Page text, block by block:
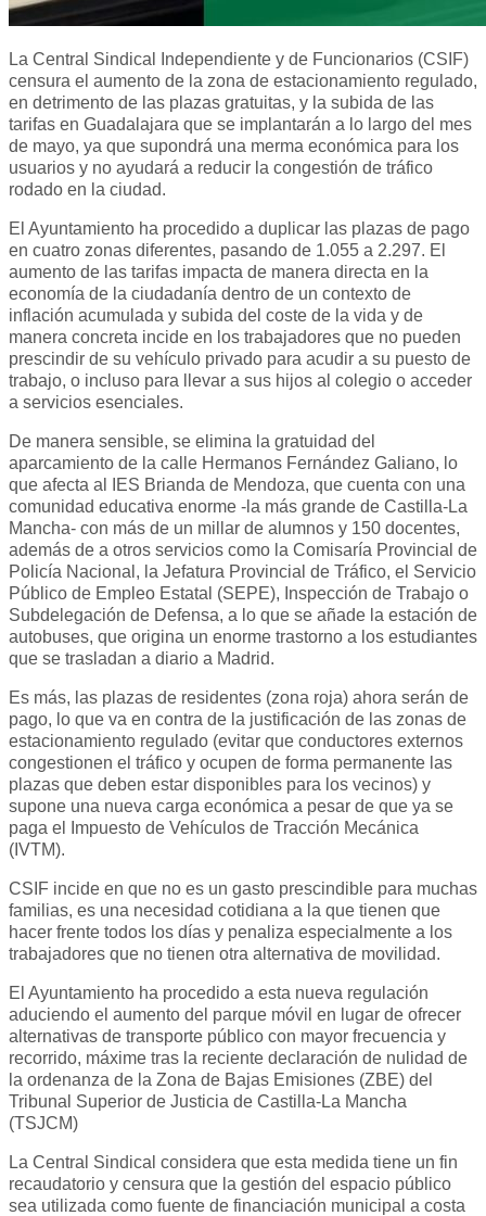
La Central Sindical Independiente y de Funcionarios (CSIF)
censura el aumento de la zona de estacionamiento regulado,
en detrimento de las plazas gratuitas, y la subida de las
tarifas en Guadalajara que se implantarán a lo largo del mes
de mayo, ya que supondrá una merma económica para los
usuarios y no ayudará a reducir la congestión de tráfico
rodado en la ciudad.
El Ayuntamiento ha procedido a duplicar las plazas de pago
en cuatro zonas diferentes, pasando de 1.055 a 2.297. El
aumento de las tarifas impacta de manera directa en la
economía de la ciudadanía dentro de un contexto de
inflación acumulada y subida del coste de la vida y de
manera concreta incide en los trabajadores que no pueden
prescindir de su vehículo privado para acudir a su puesto de
trabajo, o incluso para llevar a sus hijos al colegio o acceder
a servicios esenciales.
De manera sensible, se elimina la gratuidad del
aparcamiento de la calle Hermanos Fernández Galiano, lo
que afecta al IES Brianda de Mendoza, que cuenta con una
comunidad educativa enorme -la más grande de Castilla-La
Mancha- con más de un millar de alumnos y 150 docentes,
además de a otros servicios como la Comisaría Provincial de
Policía Nacional, la Jefatura Provincial de Tráfico, el Servicio
Público de Empleo Estatal (SEPE), Inspección de Trabajo o
Subdelegación de Defensa, a lo que se añade la estación de
autobuses, que origina un enorme trastorno a los estudiantes
que se trasladan a diario a Madrid.
Es más, las plazas de residentes (zona roja) ahora serán de
pago, lo que va en contra de la justificación de las zonas de
estacionamiento regulado (evitar que conductores externos
congestionen el tráfico y ocupen de forma permanente las
plazas que deben estar disponibles para los vecinos) y
supone una nueva carga económica a pesar de que ya se
paga el Impuesto de Vehículos de Tracción Mecánica
(IVTM).
CSIF incide en que no es un gasto prescindible para muchas
familias, es una necesidad cotidiana a la que tienen que
hacer frente todos los días y penaliza especialmente a los
trabajadores que no tienen otra alternativa de movilidad.
El Ayuntamiento ha procedido a esta nueva regulación
aduciendo el aumento del parque móvil en lugar de ofrecer
alternativas de transporte público con mayor frecuencia y
recorrido, máxime tras la reciente declaración de nulidad de
la ordenanza de la Zona de Bajas Emisiones (ZBE) del
Tribunal Superior de Justicia de Castilla-La Mancha
(TSJCM)
La Central Sindical considera que esta medida tiene un fin
recaudatorio y censura que la gestión del espacio público
sea utilizada como fuente de financiación municipal a costa